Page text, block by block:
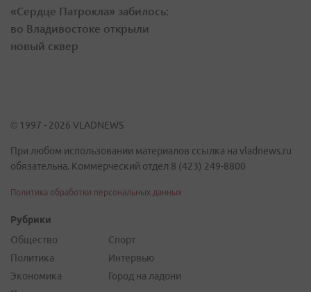
«Сердце Патрокла» забилось:
во Владивостоке открыли
новый сквер
© 1997 - 2026 VLADNEWS
При любом использовании материалов ссылка на vladnews.ru
обязательна. Коммерческий отдел 8 (423) 249-8800
Политика обработки персональных данных
Рубрики
Общество
Политика
Экономика
Спорт
Интервью
Город на ладони